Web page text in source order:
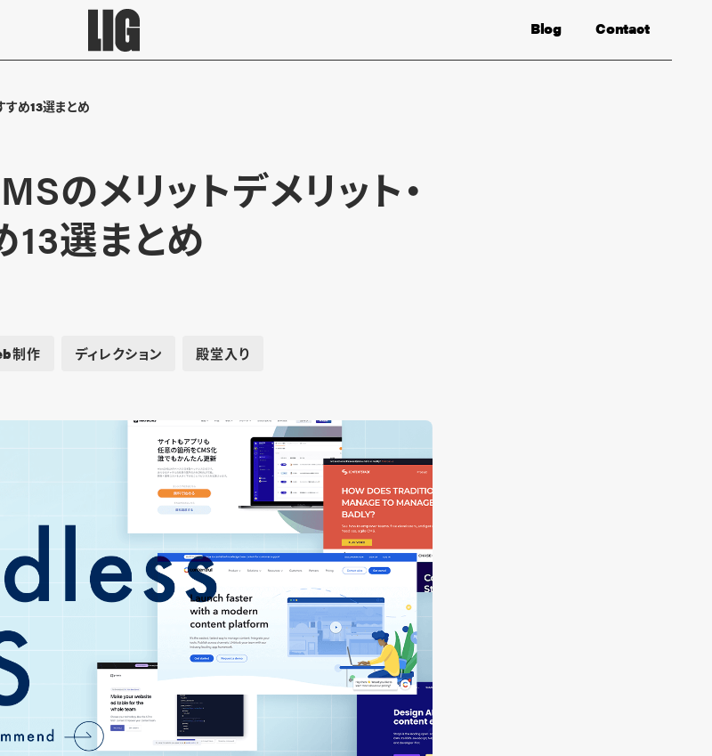
Contact
Blog
すめ13選まとめ
のメリットデメリット・
13選まとめ
制作 ディレクション 殿堂入り